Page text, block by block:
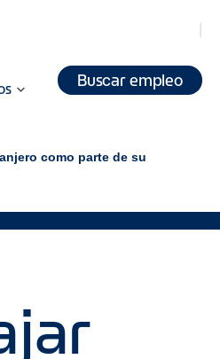
Buscar empleo
como parte de su